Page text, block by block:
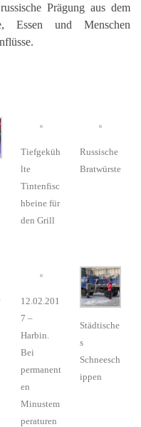
Prägung aus dem
Essen und Menschen
Tiefgeküh
lte
Tintenfisc
hbeine für
den Grill
Russische
Bratwürste
12.02.201
7 –
Harbin.
Bei
permanent
en
Minustem
peraturen
Städtische
s
Schneesch
ippen